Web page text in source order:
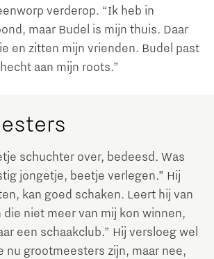
verderop. “Ik heb in
maar Budel is mijn thuis. Daar
en zitten mijn vrienden. Budel past
aan mijn roots.”
schuchter over, bedeesd. Was
jongetje, beetje verlegen.” Hij
kan goed schaken. Leert hij van
die niet meer van mij kon winnen,
een schaakclub.” Hij versloeg wel
nu grootmeesters zijn, maar nee,